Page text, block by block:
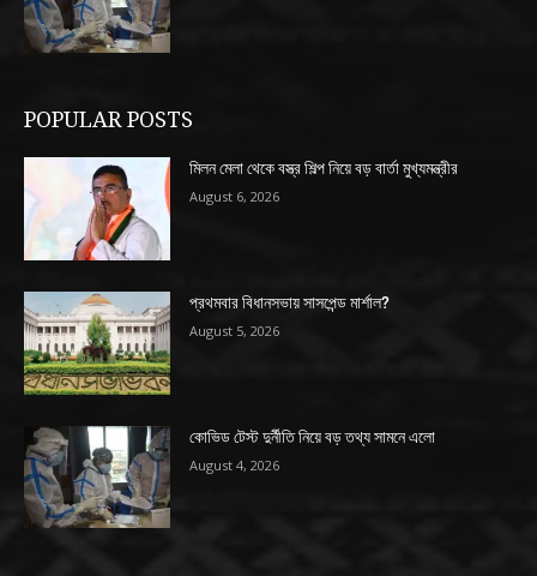
POPULAR POSTS
মিলন মেলা থেকে বস্ত্র শিল্প নিয়ে বড় বার্তা মুখ্যমন্ত্রীর
August 6, 2026
প্রথমবার বিধানসভায় সাসপেন্ড মার্শাল?
August 5, 2026
কোভিড টেস্ট দুর্নীতি নিয়ে বড় তথ্য সামনে এলো
August 4, 2026